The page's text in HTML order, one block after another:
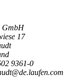
GmbH
17
9361-0